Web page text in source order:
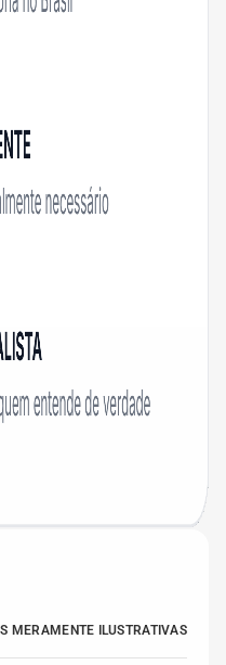
MERAMENTE ILUSTRATIVAS